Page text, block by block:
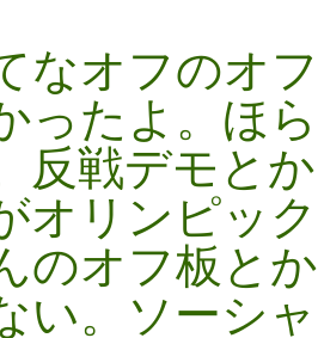
なオフのオ
ったよ。ほ
反戦デモと
オリンピッ
のオフ板と
い。ソーシ